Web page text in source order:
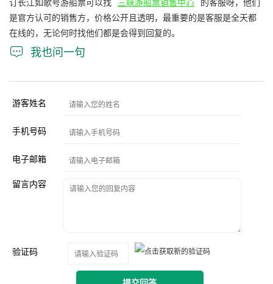
订长江如歌号游船票可以找 三峡游船票销售中心
的客服呀，他们
是官方认可的销售方，价格公开且透明，最重要的是客服是全天都
在线的，无论何时找他们都是会得到回复的。
 我也问一句
游客姓名
手机号码
电子邮箱
留言内容
验证码